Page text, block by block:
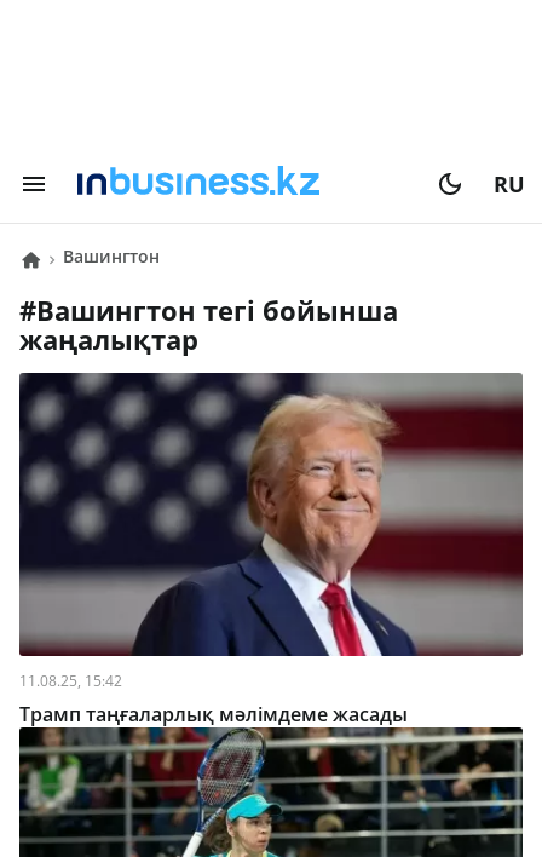
RU
Вашингтон
# Вашингтон тегі бойынша
жаңалықтар
11.08.25, 15:42
Трамп таңғаларлық мәлімдеме жасады